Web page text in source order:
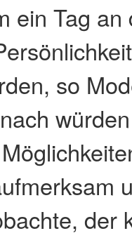
ein Tag an
so
der